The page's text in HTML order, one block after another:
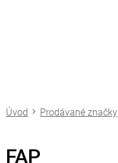
Prodávané značky
FAP